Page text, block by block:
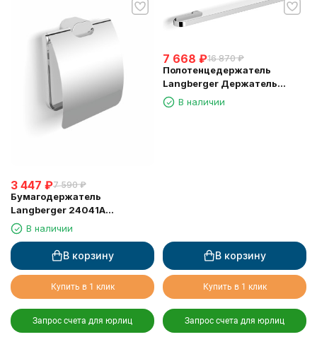
3 447 ₽7 590 ₽
Бумагодержатель
Langberger 24041A
туалетной бумаги с
крышкой
В наличии
В корзину
Купить в 1 клик
Запрос счета для юрлиц
7 668 ₽16 870 ₽
Полотенцедержатель
Langberger Держатель
аксессуаров и полотенца 80
см 24004C
В наличии
В корзину
Купить в 1 клик
Запрос счета для юрлиц